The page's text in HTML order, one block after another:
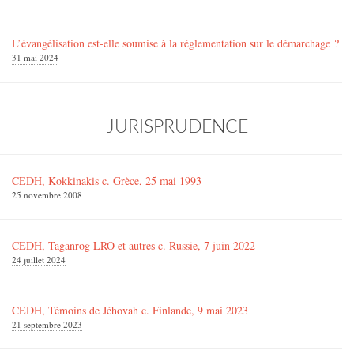
L’évangélisation est-elle soumise à la réglementation sur le démarchage ?
31 mai 2024
JURISPRUDENCE
CEDH, Kokkinakis c. Grèce, 25 mai 1993
25 novembre 2008
CEDH, Taganrog LRO et autres c. Russie, 7 juin 2022
24 juillet 2024
CEDH, Témoins de Jéhovah c. Finlande, 9 mai 2023
21 septembre 2023